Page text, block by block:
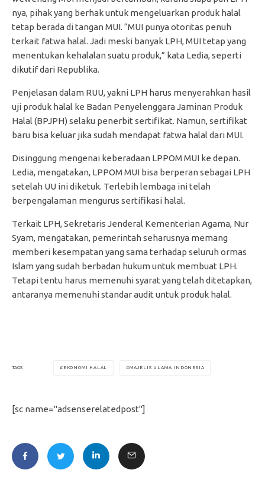
nya, pihak yang berhak untuk mengeluarkan produk halal
tetap berada di tangan MUI. “MUI punya otoritas penuh
terkait fatwa halal. Jadi meski banyak LPH, MUI tetap yang
menentukan kehalalan suatu produk,” kata Ledia, seperti
dikutif dari Republika.
Penjelasan dalam RUU, yakni LPH harus menyerahkan hasil
uji produk halal ke Badan Penyelenggara Jaminan Produk
Halal (BPJPH) selaku penerbit sertifikat. Namun, sertifikat
baru bisa keluar jika sudah mendapat fatwa halal dari MUI.
Disinggung mengenai keberadaan LPPOM MUI ke depan.
Ledia, mengatakan, LPPOM MUI bisa berperan sebagai LPH
setelah UU ini diketuk. Terlebih lembaga ini telah
berpengalaman mengurus sertifikasi halal.
Terkait LPH, Sekretaris Jenderal Kementerian Agama, Nur
Syam, mengatakan, pemerintah seharusnya memang
memberi kesempatan yang sama terhadap seluruh ormas
Islam yang sudah berbadan hukum untuk membuat LPH.
Tetapi tentu harus memenuhi syarat yang telah ditetapkan,
antaranya memenuhi standar audit untuk produk halal.
TAGS EKONOMI HALAL MAJELIS ULAMA INDONESIA
[sc name="adsenserelatedpost"]